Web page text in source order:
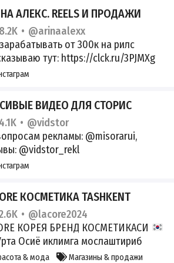
@Social_Energy
АЛЕКС. REELS И ПРОДАЖИ
@arinaalexx
от 300к на рилс
тут: https://clck.ru/3PJMXg
свежие тренды, идеи reels, мои
Поддержка @stepbybit
ВИДЕО ДЛЯ СТОРИС
@vidstor
рекламы: @misorarui,
@vidstor_rekl
gosuslugi.ru/snet/679cd1e2dad2d9
КОСМЕТИКА TASHKENT
@lacore2024
КОРЕЯ БРЕНД КОСМЕТИКАСИ
Осиё иклимга мослаштириб
ягона Корея бренд
& мода Магазины & продажи